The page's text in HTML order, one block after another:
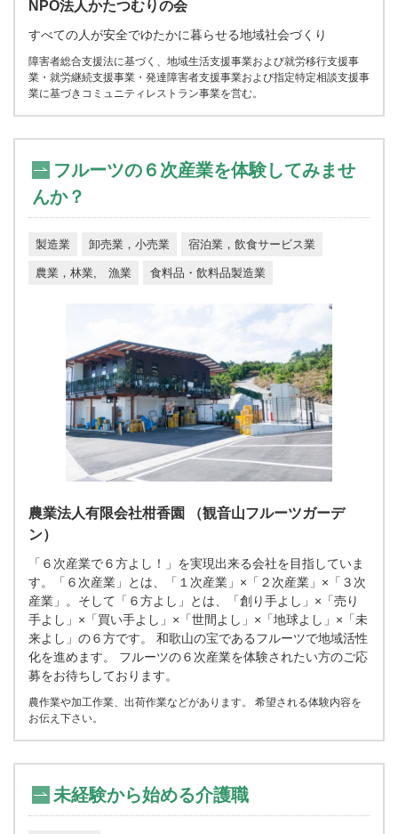
NPO法人かたつむりの会
すべての人が安全でゆたかに暮らせる地域社会づくり
障害者総合支援法に基づく、地域生活支援事業および就労移行支援事
業・就労継続支援事業・発達障害者支援事業および指定特定相談支援事
業に基づきコミュニティレストラン事業を営む。
フルーツの６次産業を体験してみませ
んか？
製造業 卸売業，小売業 宿泊業，飲食サービス業
農業，林業, 漁業 食料品・飲料品製造業
農業法人有限会社柑香園 （観音山フルーツガーデ
ン）
「６次産業で６方よし！」を実現出来る会社を目指していま
す。「６次産業」とは、「１次産業」×「２次産業」×「３次
産業」。そして「６方よし」とは、「創り手よし」×「売り
手よし」×「買い手よし」×「世間よし」×「地球よし」×「未
来よし」の６方です。 和歌山の宝であるフルーツで地域活性
化を進めます。 フルーツの６次産業を体験されたい方のご応
募をお待ちしております。
農作業や加工作業、出荷作業などがあります。 希望される体験内容を
お伝え下さい。
未経験から始める介護職